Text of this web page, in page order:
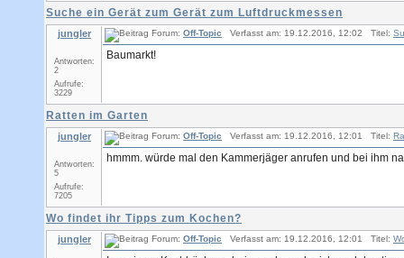
Suche ein Gerät zum Gerät zum Luftdruckmessen
jungler
Antworten:
2
Aufrufe:
3229
Forum: Off-Topic Verfasst am: 19.12.2016, 12:02 Titel:
Baumarkt!
Ratten im Garten
jungler
Antworten:
5
Aufrufe:
7205
Forum: Off-Topic Verfasst am: 19.12.2016, 12:01 Titel:
hmmm. würde mal den Kammerjäger anrufen und bei ihm
Wo findet ihr Tipps zum Kochen?
jungler Forum: Off-Topic Verfasst am: 19.12.2016, 12:01 Titel: